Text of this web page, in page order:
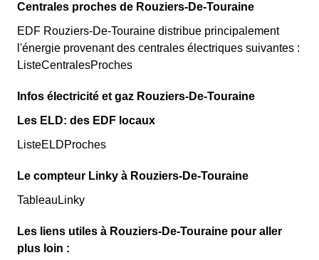
Centrales proches de Rouziers-De-Touraine
EDF Rouziers-De-Touraine distribue principalement
l'énergie provenant des centrales électriques suivantes :
ListeCentralesProches
Infos électricité et gaz Rouziers-De-Touraine
Les ELD: des EDF locaux
ListeELDProches
Le compteur Linky à Rouziers-De-Touraine
TableauLinky
Les liens utiles à Rouziers-De-Touraine pour aller
plus loin :